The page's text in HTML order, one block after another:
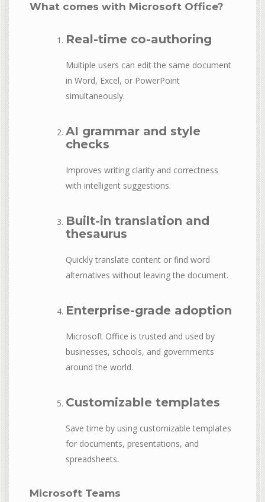
What comes with Microsoft Office?
Real-time co-authoring
Multiple users can edit the same document
in Word, Excel, or PowerPoint
simultaneously.
AI grammar and style
checks
Improves writing clarity and correctness
with intelligent suggestions.
Built-in translation and
thesaurus
Quickly translate content or find word
alternatives without leaving the document.
Enterprise-grade adoption
Microsoft Office is trusted and used by
businesses, schools, and governments
around the world.
Customizable templates
Save time by using customizable templates
for documents, presentations, and
spreadsheets.
Microsoft Teams